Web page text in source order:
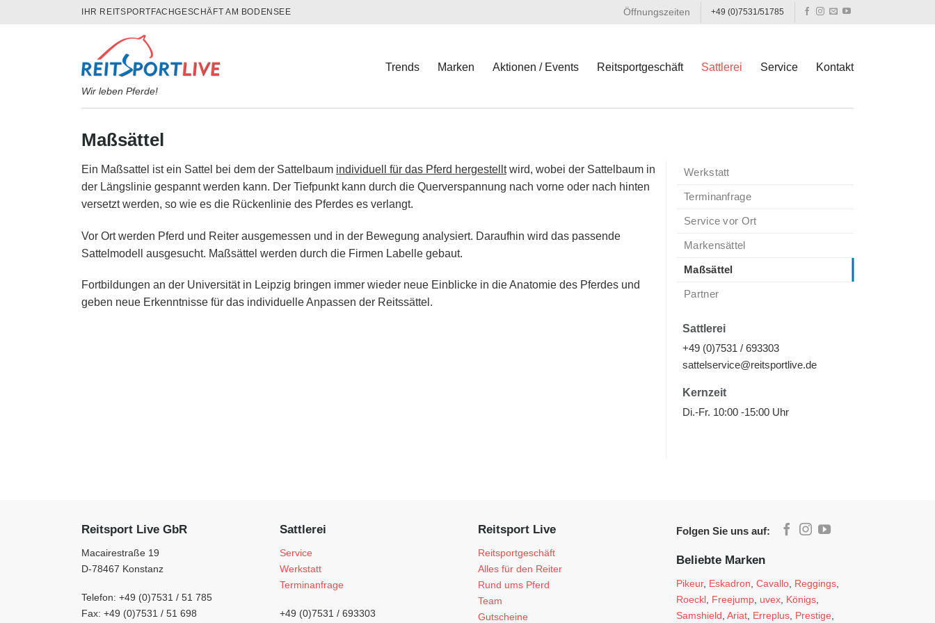
IHR REITSPORTFACHGESCHÄFT AM BODENSEE Öffnungszeiten +49 (0)7531/51785
Wir leben Pferde!
Trends Marken Aktionen / Events Reitsportgeschäft Sattlerei Service Kontakt
Maßsättel
Ein Maßsattel ist ein Sattel bei dem der Sattelbaum individuell für das Pferd hergestelltwird, wobei der Sattelbaum in
der Längslinie gespannt werden kann. Der Tiefpunkt kann durch die Querverspannung nach vorne oder nach hinten
versetzt werden, so wie es die Rückenlinie des Pferdes es verlangt.
Vor Ort werden Pferd und Reiter ausgemessen und in der Bewegung analysiert. Daraufhin wird das passende
Sattelmodell ausgesucht. Maßsättel werden durch die Firmen Labelle gebaut.
Fortbildungen an der Universität in Leipzig bringen immer wieder neue Einblicke in die Anatomie des Pferdes und
geben neue Erkenntnisse für das individuelle Anpassen der Reitssättel.
Werkstatt
Terminanfrage
Service vor Ort
Markensättel
Maßsättel
Partner
Sattlerei
+49 (0)7531 / 693303
sattelservice@reitsportlive.de
Kernzeit
Di.-Fr. 10:00 -15:00 Uhr
Reitsport Live GbR
Macairestraße 19
D-78467 Konstanz
Telefon: +49 (0)7531 / 51 785
Fax: +49 (0)7531 / 51 698
Sattlerei
Service
Werkstatt
Terminanfrage
+49 (0)7531 / 693303
Reitsport Live
Reitsportgeschäft
Alles für den Reiter
Rund ums Pferd
Team
Gutscheine
Folgen Sie uns auf:
Beliebte Marken
Pikeur, Eskadron Cavallo Reggings
Roeckl Freejump uvex Königs
Samshield Ariat Erreplus Prestige